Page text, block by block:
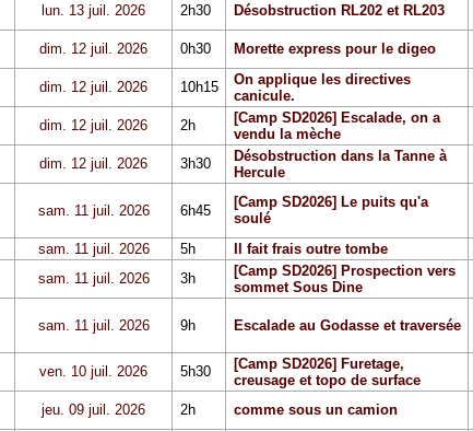
lun. 13 juil. 2026 2h30 Désobstruction RL202 et RL203
dim. 12 juil. 2026 0h30 Morette express pour le digeo
dim. 12 juil. 2026 10h15
On applique les directives
canicule.
dim. 12 juil. 2026 2h
[Camp SD2026] Escalade, on a
vendu la mèche
dim. 12 juil. 2026 3h30
Désobstruction dans la Tanne à
Hercule
sam. 11 juil. 2026 6h45
[Camp SD2026] Le puits qu'a
soulé
sam. 11 juil. 2026 5h Il fait frais outre tombe
sam. 11 juil. 2026
3h
[Camp SD2026] Prospection vers
sommet Sous Dine
sam. 11 juil. 2026 9h Escalade au Godasse et traversée
ven. 10 juil. 2026 5h30
[Camp SD2026] Furetage,
creusage et topo de surface
jeu. 09 juil. 2026 2h comme sous un camion